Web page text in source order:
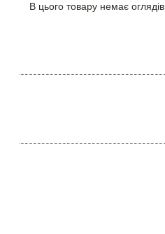
В цього товару немає оглядів.